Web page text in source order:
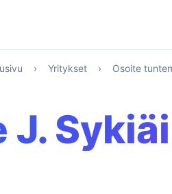
› Yritykset › Osoite